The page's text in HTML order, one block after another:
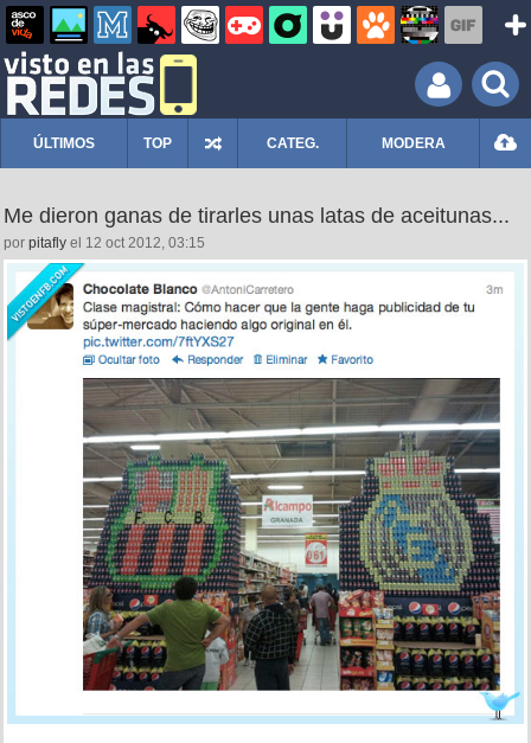
ÚLTIMOS TOP CATEG. MODERA
Me dieron ganas de tirarles unas latas de aceitunas...
por pitafly el 12 oct 2012, 03:15